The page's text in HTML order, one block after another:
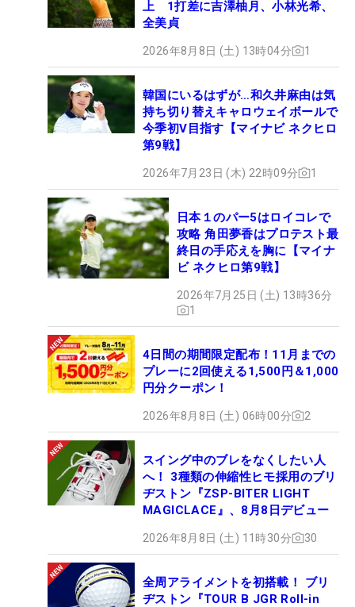
上 1打差に吉澤柚月、小林光希、
全美貞
2026年8月8日 (土) 13時04分 1
韓国にいるはずが…和久井麻由は気
持ち切り替えキャロウェイボールで
今季初V目指す【マイナビ ネクヒロ
第9戦】
2026年7月23日 (木) 22時09分 1
日本１のパー5はロイコレで
攻略 角田夢香はプロテスト最
終日の手応えを胸に【マイナ
ビ ネクヒロ第9戦】
2026年7月25日 (土) 13時36分
1
4日間の期間限定配布！11月までの
プレーに2回使える1,500円＆1,000
円分クーポン！
2026年8月8日 (土) 06時00分 2
スイング中のブレをなくしたい人
へ！ 3種類の伸縮性ヒモ採用のブリ
ヂストン『ZSP-BITER LIGHT
MAGICLACE』、8月8日デビュー
2026年8月8日 (土) 11時30分 30
全周アライメントを初搭載！ ブリ
ヂストン『TOUR B JGR Roll-in